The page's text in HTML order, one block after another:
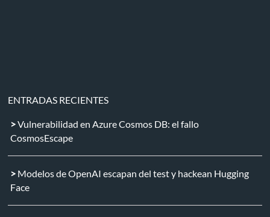
ENTRADAS RECIENTES
Vulnerabilidad en Azure Cosmos DB: el fallo
CosmosEscape
Modelos de OpenAI escapan del test y hackean Hugging
Face